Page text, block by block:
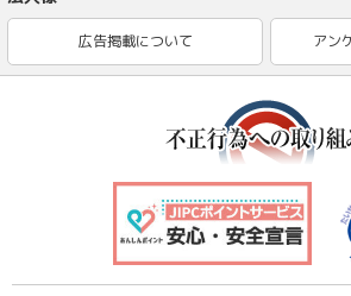
広告掲載について アン